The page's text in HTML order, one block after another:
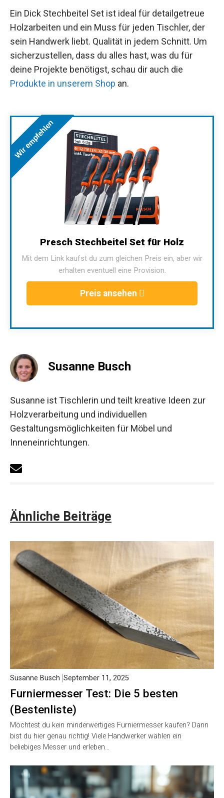
Ein Dick Stechbeitel Set ist ideal für detailgetreue
Holzarbeiten und ein Muss für jeden Tischler, der
sein Handwerk liebt. Qualität in jedem Schnitt. Um
sicherzustellen, dass du alles hast, was du für
deine Projekte benötigst, schau dir auch die
Produkte in unserem Shop an.
Wir empfehlen
Presch Stechbeitel Set für Holz
Mit dem Link kaufst du zum gleichen Preis ein, aber wir
erhalten eventuell eine Provision.
Preis ansehen
Susanne Busch
Susanne ist Tischlerin und teilt kreative Ideen zur
Holzverarbeitung und individuellen
Gestaltungsmöglichkeiten für Möbel und
Inneneinrichtungen.
Ähnliche Beiträge
Furniermesser Test: Die 5 besten
(Bestenliste)
Susanne Busch September 11, 2025
Möchtest du kein minderwertiges Furniermesser kaufen? Dann
bist du hier genau richtig! Viele Handwerker wählen ein
beliebiges Messer und erleben…